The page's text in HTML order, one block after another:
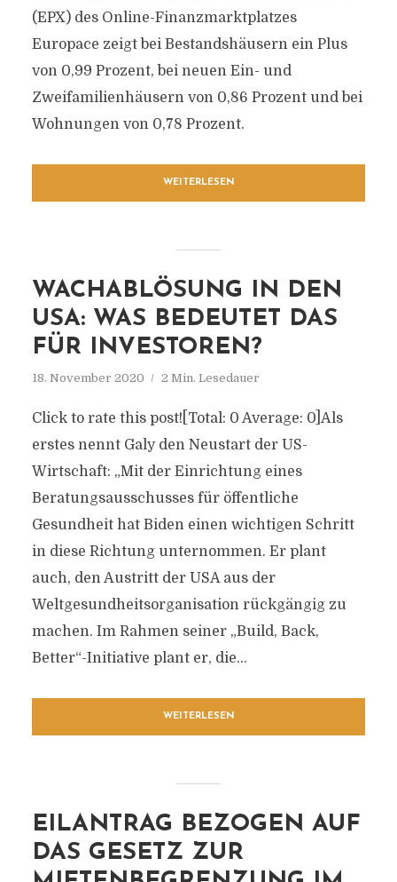
(EPX) des Online-Finanzmarktplatzes
Europace zeigt bei Bestandshäusern ein Plus
von 0,99 Prozent, bei neuen Ein- und
Zweifamilienhäusern von 0,86 Prozent und bei
Wohnungen von 0,78 Prozent.
WEITERLESEN
WACHABLÖSUNG IN DEN
USA: WAS BEDEUTET DAS
FÜR INVESTOREN?
18. November 2020 2 Min. Lesedauer
Click to rate this post![Total: 0 Average: 0]Als
erstes nennt Galy den Neustart der US-
Wirtschaft: „Mit der Einrichtung eines
Beratungsausschusses für öffentliche
Gesundheit hat Biden einen wichtigen Schritt
in diese Richtung unternommen. Er plant
auch, den Austritt der USA aus der
Weltgesundheitsorganisation rückgängig zu
machen. Im Rahmen seiner „Build, Back,
Better“-Initiative plant er, die...
WEITERLESEN
EILANTRAG BEZOGEN AUF
DAS GESETZ ZUR